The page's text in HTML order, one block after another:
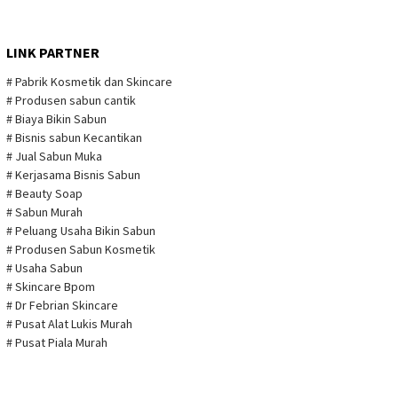
LINK PARTNER
# Pabrik Kosmetik dan Skincare
# Produsen sabun cantik
# Biaya Bikin Sabun
# Bisnis sabun Kecantikan
# Jual Sabun Muka
# Kerjasama Bisnis Sabun
# Beauty Soap
# Sabun Murah
# Peluang Usaha Bikin Sabun
# Produsen Sabun Kosmetik
# Usaha Sabun
# Skincare Bpom
# Dr Febrian Skincare
# Pusat Alat Lukis Murah
# Pusat Piala Murah